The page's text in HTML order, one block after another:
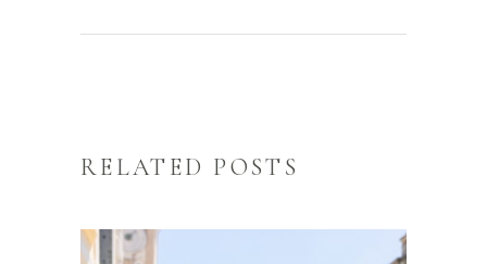
RELATED POSTS